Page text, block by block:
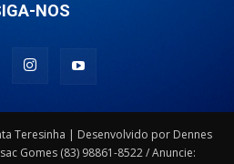
NOS
Teresinha | Desenvolvido por Dennes
Gomes (83) 98861-8522 / Anuncie: